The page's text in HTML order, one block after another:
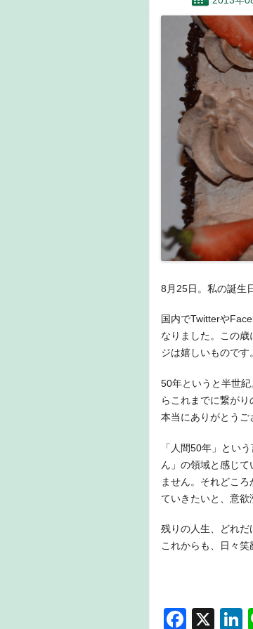
8月25日。私の誕生
国内でTwitterや
なりました。この
ジは嬉しいものです。
50年というと半世
らこれまでに繋が
本当にありがとうご
「人間50年」とい
ん」の領域と感じ
ません。それどこ
ていきたいと、意欲
残りの人生、どれ
これからも、日々笑
F
X